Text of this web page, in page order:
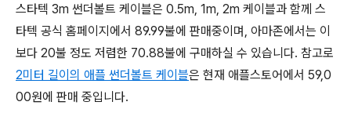
스타텍 3m 썬더볼트 케이블은 0.5m, 1m, 2m 케이블과 함께 스
타텍 공식 홈페이지에서 89.99불에 판매중이며, 아마존에서는 이
보다 20불 정도 저렴한 70.88불에 구매하실 수 있습니다. 참고로
2미터 길이의 애플 썬더볼트 케이블은 현재 애플스토어에서 59,0
00원에 판매 중입니다.